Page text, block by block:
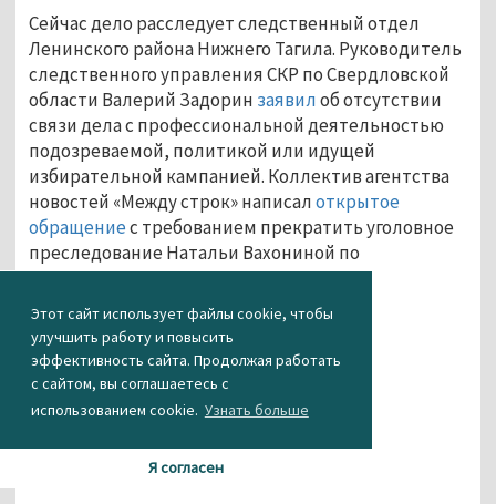
Этот сайт использует файлы cookie, чтобы
улучшить работу и повысить
эффективность сайта. Продолжая работать
с сайтом, вы соглашаетесь с
использованием cookie. Узнать больше
Я согласен
Сейчас дело расследует следственный отдел
Ленинского района Нижнего Тагила. Руководитель
следственного управления СКР по Свердловской
области Валерий Задорин заявилоб отсутствии
связи дела с профессиональной деятельностью
подозреваемой, политикой или идущей
избирательной кампанией. Коллектив агентства
новостей «Между строк» написалоткрытое
обращениес требованием прекратить уголовное
преследование Натальи Вахониной по
надуманным основаниям.
Агентство новостей «Между строк»
...